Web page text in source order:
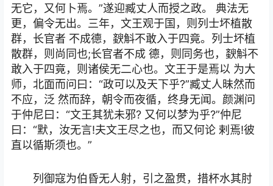
无它，又何卜焉。”遂迎臧丈人而授之政。 典法无
更，偏令无出。三年，文王观于国，则列士坏植散
群，长官者 不成德，斔斛不敢入于四竟。列士坏植
散群，则尚同也;长官者不成 德，则同务也，斔斛不
敢入于四竟，则诸侯无二心也。文王于是焉以 为大
师，北面而问曰：“政可以及天下乎?”臧丈人昧然而
不应，泛 然而辞，朝令而夜循，终身无闻。颜渊问
于仲尼曰：“文王其犹未邪? 又何以梦为乎?”仲尼
曰：“默，汝无言!夫文王尽之也，而又何论 剌焉!彼
直以循斯须也。”
列御寇为伯昏无人射，引之盈贯，措杯水其肘